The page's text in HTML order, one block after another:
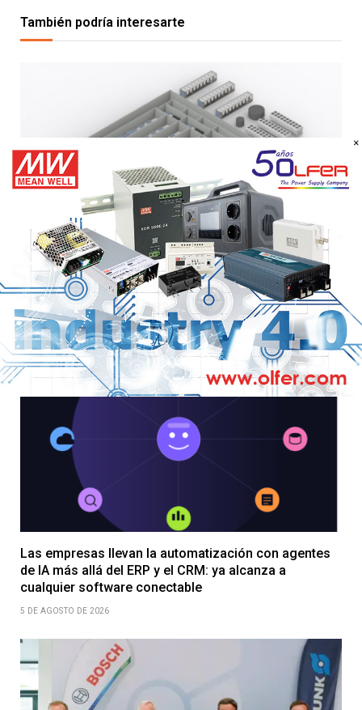
También podría interesarte
Schneider Electric y AMD presentan el primer diseño
de referencia de la plataforma Helios para acelerar el
despliegue de fábricas de IA
6 DE AGOSTO DE 2026
Las empresas llevan la automatización con agentes
de IA más allá del ERP y el CRM: ya alcanza a
cualquier software conectable
5 DE AGOSTO DE 2026
×